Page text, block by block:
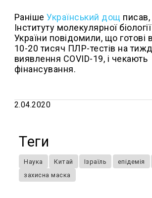
РанішеУкраїнський дощ писав,
Інституту молекулярної
України повідомили, що готові
10-20 тисяч ПЛР-тестів на
виявлення COVID-19, і чекають
фінансування.
2.04.2020
Теги
Наука Китай Ізраїль епідемія
захисна маска